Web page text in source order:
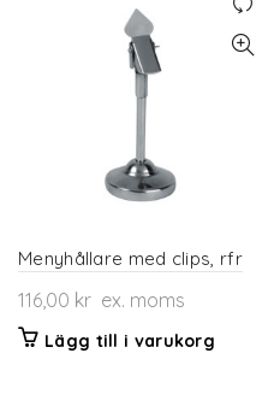
Menyhållare med clips, rfr
116,00 kr ex. moms
Lägg till i varukorg